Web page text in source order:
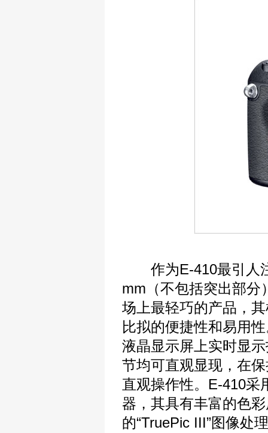
作为E-410最引人注
mm（不包括突出部分
场上最轻巧的产品，
比拟的便捷性和易用
液晶显示屏上实时显
节均可直观显现，在
直观操作性。E-410采
器，其具有丰富的色
的“TruePic III”图像处